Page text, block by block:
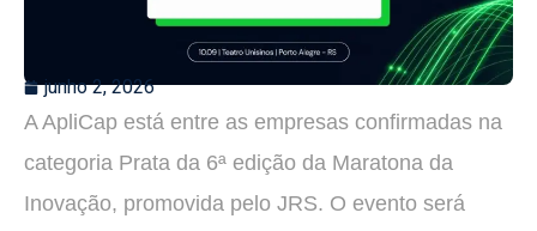
junho 2, 2026
A ApliCap está entre as empresas confirmadas na
categoria Prata da 6ª edição da Maratona da
Inovação, promovida pelo JRS. O evento será